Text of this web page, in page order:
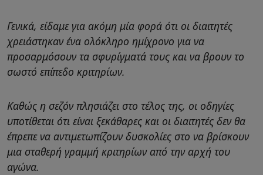
Γενικά, είδαμε για ακόμη μία φορά ότι οι διαιτητές
χρειάστηκαν ένα ολόκληρο ημίχρονο για να
προσαρμόσουν τα σφυρίγματά τους και να βρουν το
σωστό επίπεδο κριτηρίων.
Καθώς η σεζόν πλησιάζει στο τέλος της, οι οδηγίες
υποτίθεται ότι είναι ξεκάθαρες και οι διαιτητές δεν θα
έπρεπε να αντιμετωπίζουν δυσκολίες στο να βρίσκουν
μια σταθερή γραμμή κριτηρίων από την αρχή του
αγώνα.